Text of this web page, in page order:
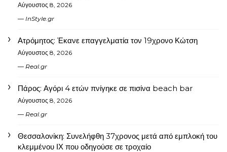
Αύγουστος 8, 2026
InStyle.gr
Ατρόμητος: Έκανε επαγγελματία τον 19χρονο Κώτση
Αύγουστος 8, 2026
Real.gr
Πάρος: Αγόρι 4 ετών πνίγηκε σε πισίνα beach bar
Αύγουστος 8, 2026
Real.gr
Θεσσαλονίκη: Συνελήφθη 37χρονος μετά από εμπλοκή του
κλεμμένου ΙΧ που οδηγούσε σε τροχαίο